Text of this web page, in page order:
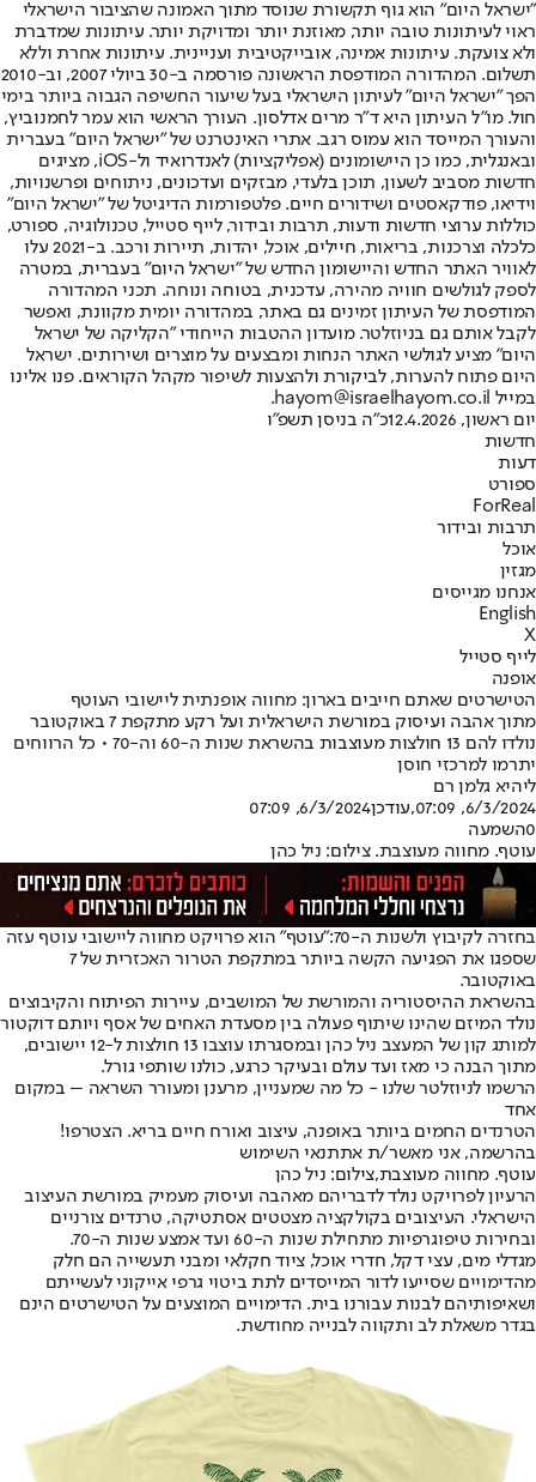
"ישראל היום" הוא גוף תקשורת שנוסד מתוך האמונה שהציבור הישראלי
ראוי לעיתונות טובה יותר, מאוזנת יותר ומדויקת יותר. עיתונות שמדברת
ולא צועקת. עיתונות אמינה, אובייקטיבית ועניינית. עיתונות אחרת וללא
תשלום. המהדורה המודפסת הראשונה פורסמה ב-30 ביולי 2007, וב-2010
הפך "ישראל היום" לעיתון הישראלי בעל שיעור החשיפה הגבוה ביותר בימי
חול. מו"ל העיתון היא ד"ר מרים אדלסון. העורך הראשי הוא עמר לחמנוביץ,
והעורך המייסד הוא עמוס רגב. אתרי האינטרנט של "ישראל היום" בעברית
ובאנגלית, כמו כן היישומונים (אפליקציות) לאנדרואיד ול-iOS, מציגים
חדשות מסביב לשעון, תוכן בלעדי, מבזקים ועדכונים, ניתוחים ופרשנויות,
וידיאו, פודקאסטים ושידורים חיים. פלטפורמות הדיגיטל של "ישראל היום"
כוללות ערוצי חדשות ודעות, תרבות ובידור, לייף סטייל, טכנולוגיה, ספורט,
כלכלה וצרכנות, בריאות, חיילים, אוכל, יהדות, תיירות ורכב. ב-2021 עלו
לאוויר האתר החדש והיישומון החדש של "ישראל היום" בעברית, במטרה
לספק לגולשים חוויה מהירה, עדכנית, בטוחה ונוחה. תכני המהדורה
המודפסת של העיתון זמינים גם באתר, במהדורה יומית מקוונת, ואפשר
לקבל אותם גם בניוזלטר. מועדון ההטבות הייחודי "הקליקה של ישראל
היום" מציע לגולשי האתר הנחות ומבצעים על מוצרים ושירותים. ישראל
היום פתוח להערות, לביקורת ולהצעות לשיפור מקהל הקוראים. פנו אלינו
במייל hayom@israelhayom.co.il.
יום ראשון, 12.4.2026
כ"ה בניסן תשפ"ו
חדשות
דעות
ספורט
ForReal
תרבות ובידור
אוכל
מגזין
אנחנו מגייסים
English
X
לייף סטייל
אופנה
הטישרטים שאתם חייבים בארון: מחווה אופנתית ליישובי העוטף
מתוך אהבה ועיסוק במורשת הישראלית ועל רקע מתקפת 7 באוקטובר
נולדו להם 13 חולצות מעוצבות בהשראת שנות ה-60 וה-70 • כל הרווחים
יתרמו למרכזי חוסן
ליהיא גלמן רם
6/3/2024, 07:09
,עודכן6/3/2024, 07:09
0השמעה
עוטף. מחווה מעוצבת. צילום: ניל כהן
בחזרה לקיבוץ ולשנות ה-70:
"עוטף" הוא פרויקט מחווה ליישובי עוטף עזה
שספגו את הפגיעה הקשה ביותר במתקפת הטרור האכזרית של 7
באוקטובר.
בהשראת ההיסטוריה והמורשת של המושבים, עיירות הפיתוח והקיבוצים
נולד המיזם שהינו שיתוף פעולה בין מסעדת האחים של אסף ויותם דוקטור
למותג קון של המעצב ניל כהן ובמסגרתו עוצבו 13 חולצות ל-12 יישובים,
מתוך הבנה כי מאז ועד עולם ובעיקר כרגע, כולנו שותפי גורל.
הרשמו לניוזלטר שלנו - כל מה שמעניין, מרענן ומעורר השראה – במקום
אחד
הטרנדים החמים ביותר באופנה, עיצוב ואורח חיים בריא. הצטרפו!
בהרשמה, אני מאשר/ת אתתנאי השימוש
עוטף. מחווה מעוצבת,צילום: ניל כהן
הרעיון לפרויקט נולד לדבריהם מאהבה ועיסוק מעמיק במורשת העיצוב
הישראלי. העיצובים בקולקציה מצטטים אסתטיקה, טרנדים צורניים
ובחירות טיפוגרפיות מתחילת שנות ה-60 ועד אמצע שנות ה-70.
מגדלי מים, עצי דקל, חדרי אוכל, ציוד חקלאי ומבני תעשייה הם חלק
מהדימויים שסייעו לדור המייסדים לתת ביטוי גרפי אייקוני לעשייתם
ושאיפותיהם לבנות עבורנו בית. הדימויים המוצעים על הטישרטים הינם
בגדר משאלת לב ותקווה לבנייה מחודשת.